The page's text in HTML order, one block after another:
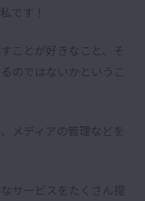
です！
ことが好きなこと、そ
のではないかというこ
メディアの管理などを
サービスをたくさん提